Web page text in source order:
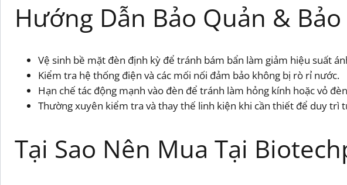
Hướng Dẫn Bảo Quản &
Vệ sinh bề mặt đèn định kỳ để tránh bám bẩn làm giảm hiệu suất
Kiểm tra hệ thống điện và các mối nối đảm bảo không bị rò rỉ nước.
Hạn chế tác động mạnh vào đèn để tránh làm hỏng kính hoặc vỏ
Thường xuyên kiểm tra và thay thế linh kiện khi cần thiết để duy trì
Tại Sao Nên Mua Tại